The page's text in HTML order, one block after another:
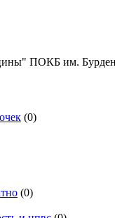
ПОКБ им.
(0)
(0)